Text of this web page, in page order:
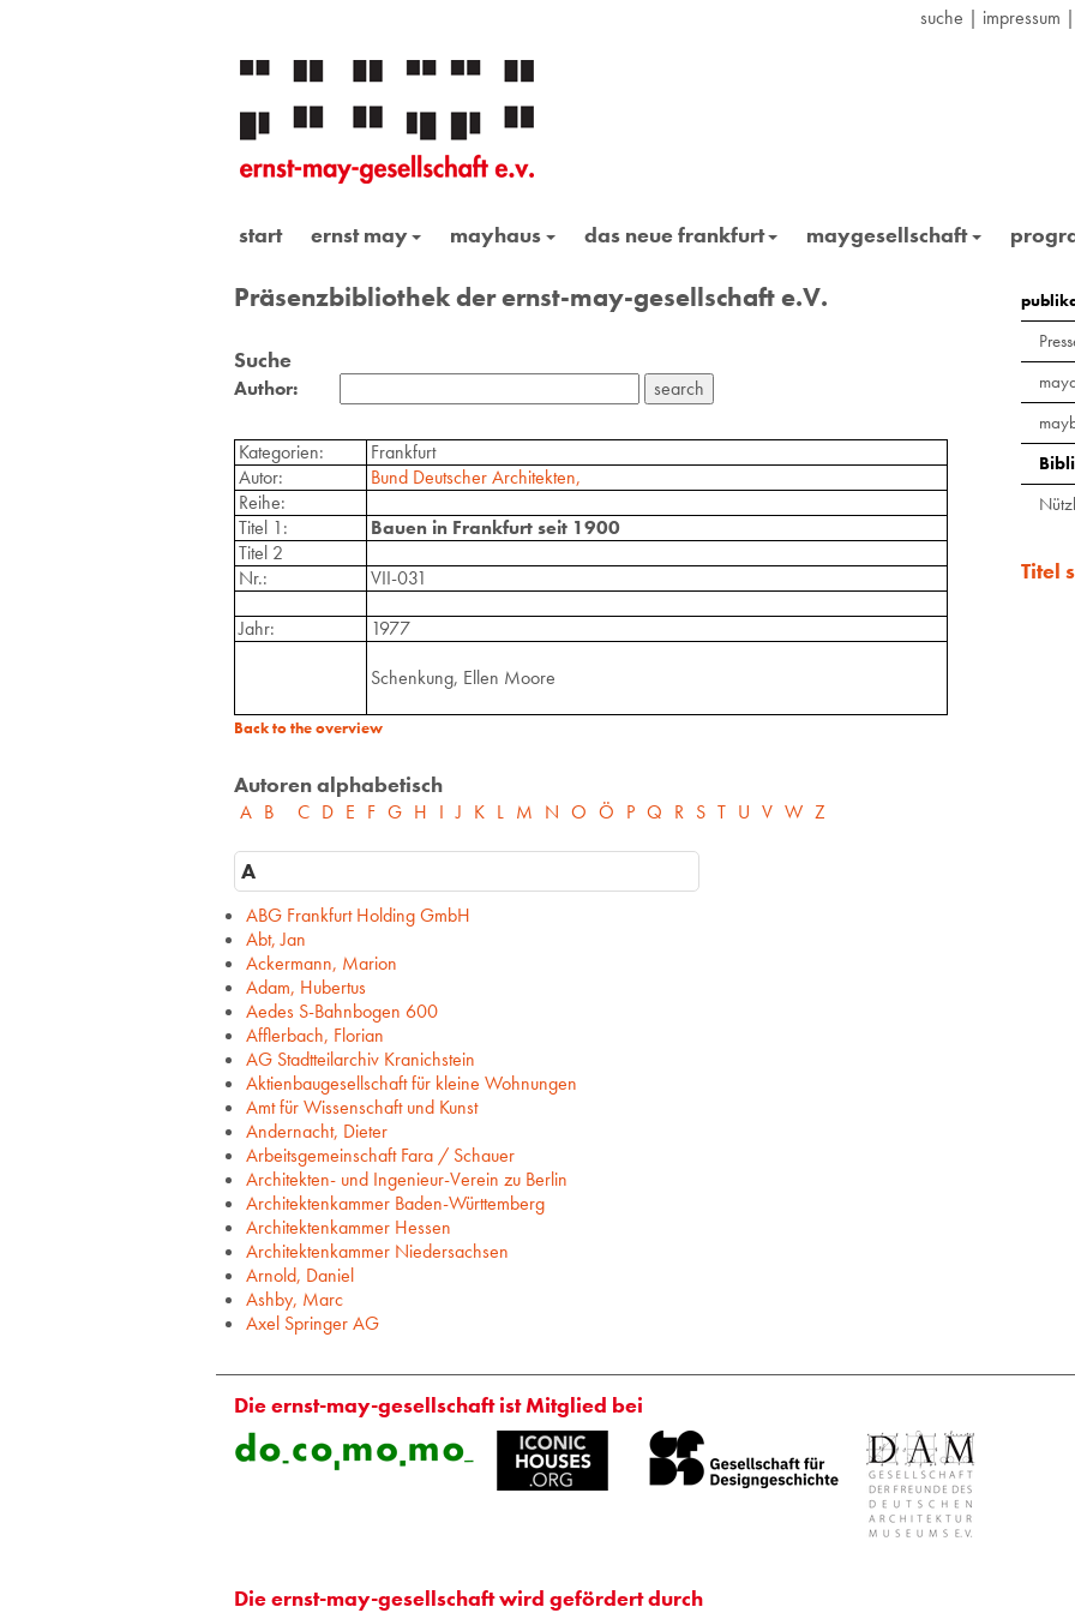
suche | impressum |
start ernst may mayhaus das neue frankfurt maygesellschaft
Präsenzbibliothek der ernst-may-gesellschaft e.V.
Suche
Author:
Kategorien:
Frankfurt
Autor:
Bund Deutscher Architekten,
Reihe:
Titel 1:
Bauen in Frankfurt seit 1900
Titel 2
Nr.:
VII-031
Jahr:
1977
Schenkung, Ellen Moore
Back to the overview
Autoren alphabetisch
A B C D E F G H I J K L M N O Ö P Q R S T U V W Z
A
ABG Frankfurt Holding GmbH
Abt, Jan
Ackermann, Marion
Adam, Hubertus
Aedes S-Bahnbogen 600
Afflerbach, Florian
AG Stadtteilarchiv Kranichstein
Aktienbaugesellschaft für kleine Wohnungen
Amt für Wissenschaft und Kunst
Andernacht, Dieter
Arbeitsgemeinschaft Fara / Schauer
Architekten- und Ingenieur-Verein zu Berlin
Architektenkammer Baden-Württemberg
Architektenkammer Hessen
Architektenkammer Niedersachsen
Arnold, Daniel
Ashby, Marc
Axel Springer AG
Titel
Die ernst-may-gesellschaft ist Mitglied bei
Die ernst-may-gesellschaft wird gefördert durch